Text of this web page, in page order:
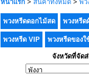
หน้าแรก > สินค้าทั้งหมด > พว
พวงหรีดดอกไม้สด พวงหรีด
พวงหรีด VIP พวงหรีดของใ
จังหวัดที่จัดส่